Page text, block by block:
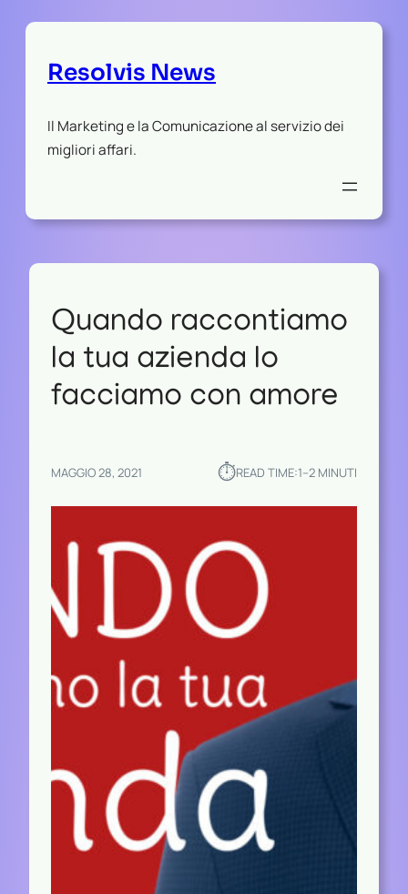
Resolvis News
Il Marketing e la Comunicazione al servizio dei
migliori affari.
Quando raccontiamo
la tua azienda lo
facciamo con amore
MAGGIO 28, 2021 ⏱︎READ TIME:1–2 MINUTI